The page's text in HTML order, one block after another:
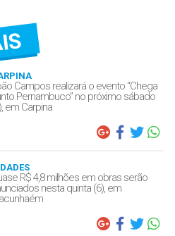
Campos realizará o evento “Chega
Pernambuco” no próximo sábado
em Carpina
R$ 4,8 milhões em obras serão
nesta quinta (6), em